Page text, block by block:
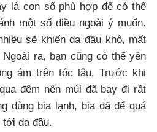
là con số phù hợp để có thể
một số điều ngoài ý muốn.
sẽ khiến da đầu khô, mất
ra, bạn cũng có thể yên
ám trên tóc lâu. Trước khi
đêm nên mùi đã bay đi rất
dùng bia lạnh, bia đã để quá
tới da đầu.